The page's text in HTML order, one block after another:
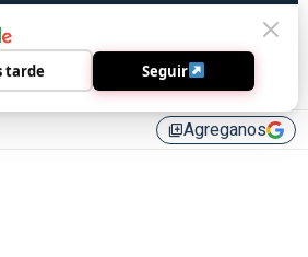
library_addAgreganos
tarde Seguir